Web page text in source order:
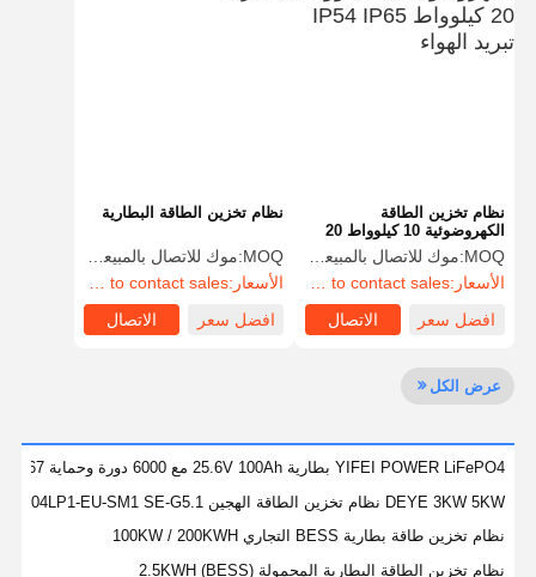
مولد الطاقة الشمسية المحمولة
نظام تخزين الطاقة
عرض ساخن
الأجهزة المنزلية
مصابيح الديكور
نظام الطاقة المتجددة
نظام تخزين الطاقة
الكهروضوئية 10 كيلوواط 20
كيلوواط IP54 IP65 تبريد
الهواء
MOQ: موك للاتصال بالمبيعات
الأسعار:FOB or DAP/DDP to contact sales
افضل سعر
الاتصال
نظام تخزين الطاقة البطارية
MOQ: موك للاتصال بالمبيعات
الأسعار:FOB or DAP/DDP to contact sales
افضل سعر
الاتصال
عرض الكل
YIFEI POWER LiFePO4 بطارية 25.6V 100Ah مع 6000 دورة وحماية IP67 لحلول الطاقة الشمسية
DEYE 3KW 5KW نظام تخزين الطاقة الهجين SUN-3K-SG04LP1-EU-SM1 SE-G5.1
نظام تخزين طاقة بطارية BESS التجاري 100KW / 200KWH
نظام تخزين الطاقة البطارية المحمولة (BESS) 2.5KWH